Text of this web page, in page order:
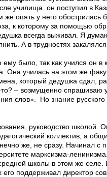
он поступил в
опять у него обострилась
к которому за помощью
всегда выживал. Я
А в трудностях закалялся
было, так как учился он
училась на этом же
который дедушка сдал,
– возмущенно спрашиваю
слов». Но знание
руководство школой.
коллектив, а
же, не сразу. Начинал с
марксизма-
школы в этом же селе.
поддерживал директор